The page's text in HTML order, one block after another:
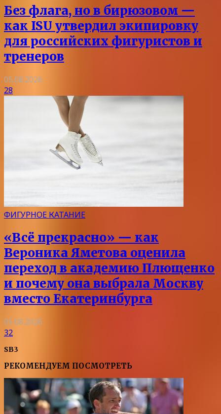
Без флага, но в бирюзовом —
как ISU утвердил экипировку
для российских фигуристов и
тренеров
05.08.2026
28
ФИГУРНОЕ КАТАНИЕ
«Всё прекрасно» — как
Вероника Яметова оценила
переход в академию Плющенко
и почему она выбрала Москву
вместо Екатеринбурга
05.08.2026
32
SB3
РЕКОМЕНДУЕМ ПОСМОТРЕТЬ